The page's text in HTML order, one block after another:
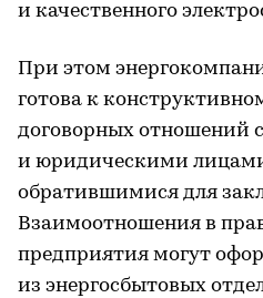
и качественного
При этом
готова к
договорных отношений
и юридическими
обратившимися для
Взаимоотношения в
предприятия могут
из энергосбытовых